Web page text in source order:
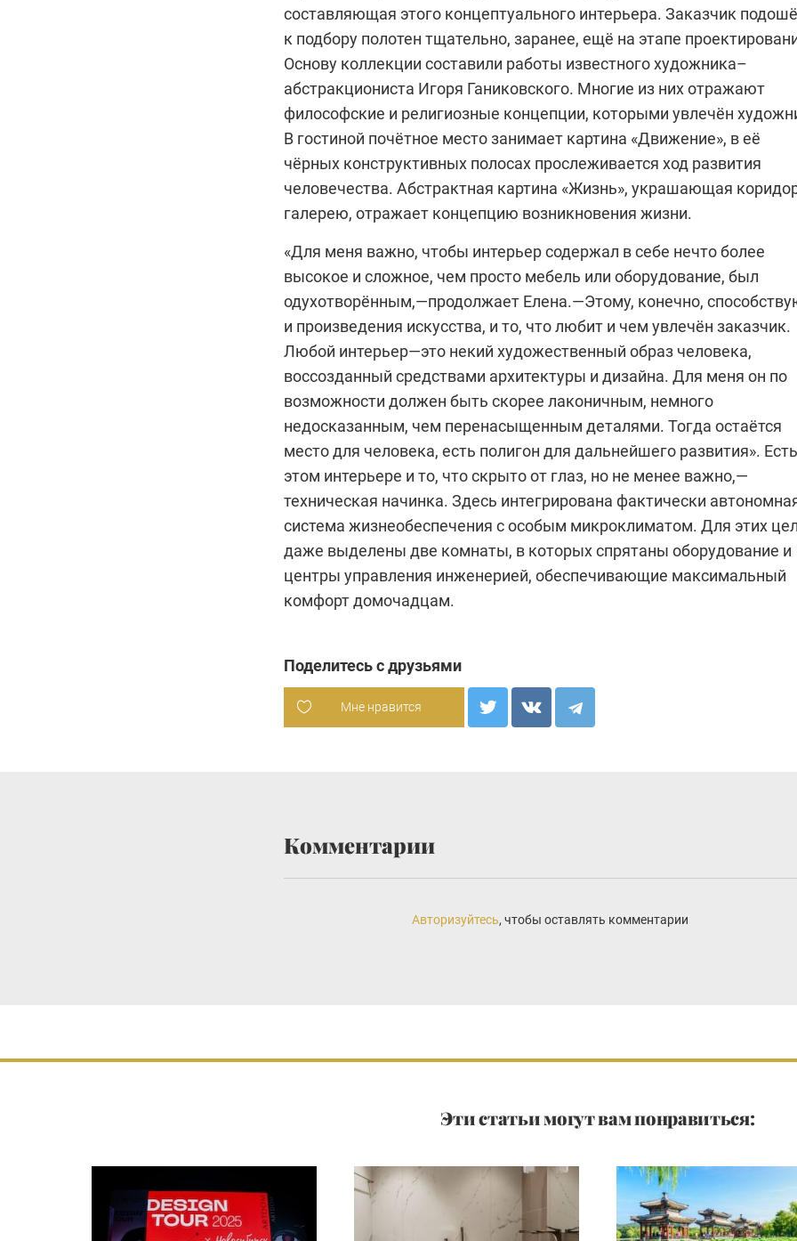
составляющая этого концептуального интерьера. Заказчик
к подбору полотен тщательно, заранее, ещё на этапе
Основу коллекции составили работы известного художника–
абстракциониста Игоря Ганиковского. Многие из них отражают
философские и религиозные концепции, которыми увлечён
В гостиной почётное место за­нимает картина «Движение», в её
чёрных конструктивных полосах прослеживается ход развития
человечества. Абстрактная картина «Жизнь», украшающая
галерею, отражает концепцию возникновения жизни.
«Для меня важно, чтобы интерьер содержал в себе нечто более
высокое и сложное, чем просто мебель или оборудование, был
одухотворённым,—продолжает Елена.—Этому, конечно,
и произведения искусства, и то, что любит и чем увлечён заказчик.
Любой интерьер—это некий художественный образ человека,
воссозданный средствами архитектуры и дизайна. Для меня он по
возможности должен быть скорее лаконичным, немного
недосказанным, чем перенасыщенным деталями. Тогда остаётся
место для человека, есть полигон для дальнейшего развития».
этом интерьере и то, что скрыто от глаз, но не менее важно,—
техническая начинка. Здесь интегрирована фактически
система жизнеобеспечения с особым микроклиматом. Для этих
даже выделены две комнаты, в которых спрятаны оборудование и
центры управления инженерией, обеспечивающие максимальный
комфорт домочадцам.
Поделитесь с друзьями
Мне нравится
Комментарии
Авторизуйтесь, чтобы оставлять комментарии
Эти статьи могут вам понравиться: